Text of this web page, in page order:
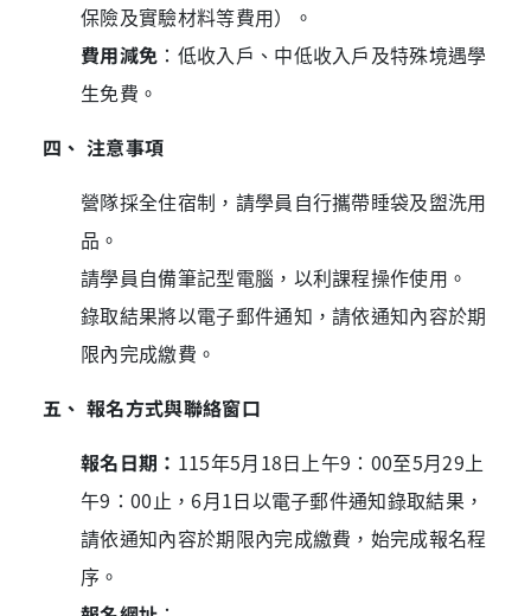
保險及實驗材料等費用）。
費用減免 ：低收入戶、中低收入戶及特殊境遇學
生免費。
四、 注意事項
營隊採全住宿制，請學員自行攜帶睡袋及盥洗用
品。
請學員自備筆記型電腦，以利課程操作使用。
錄取結果將以電子郵件通知，請依通知內容於期
限內完成繳費。
五、 報名方式與聯絡窗口
報名日期： 115年5月18日上午9：00至5月29上
午9：00止，6月1日以電子郵件通知錄取結果，
請依通知內容於期限內完成繳費，始完成報名程
序。